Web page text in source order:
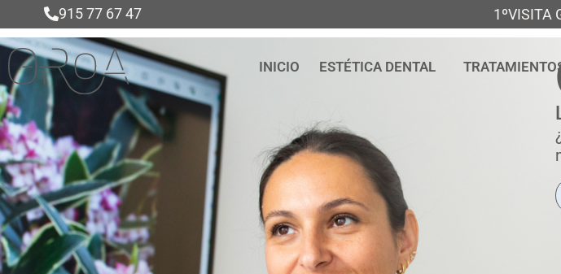
915 77 67 47 1ºVISITA
INICIO ESTÉTICA DENTAL